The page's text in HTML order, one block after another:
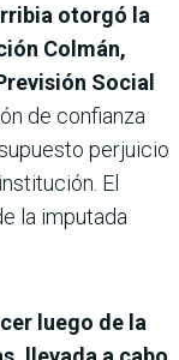
otorgó la
Colmán,
Social
de confianza
perjuicio
El
la imputada
luego de la